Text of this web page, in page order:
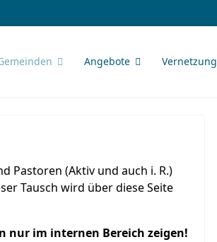
Angebote Vernetzung
Pastoren (Aktiv und auch i. R.)
Tausch wird über diese Seite
nur im internen Bereich zeigen!